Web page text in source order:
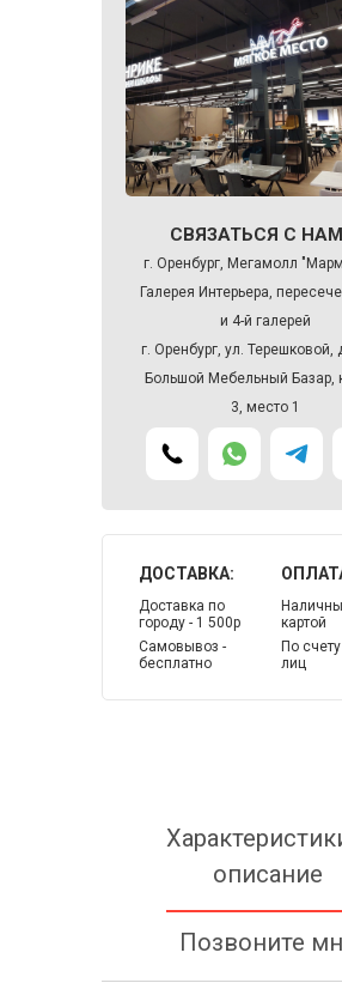
СВЯЗАТЬСЯ С
г. Оренбург, Мегамолл
Галерея Интерьера,
и 4-й галерей
г. Оренбург, ул. Терешковой,
Большой Мебельный Базар,
3, место 1
ДОСТАВКА:
Доставка по
городу - 1 500р
Самовывоз -
бесплатно
картой
По
лиц
описание
Позвоните